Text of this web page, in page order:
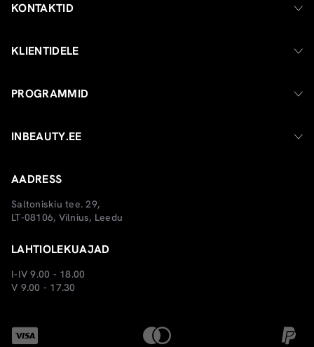
KONTAKTID
KLIENTIDELE
PROGRAMMID
INBEAUTY.EE
AADRESS
Saltoniskiu tee. 29,
LT-08106, Vilnius, Leedu
LAHTIOLEKUAJAD
I-IV 9.00 - 18.00
V 9.00 - 17.30